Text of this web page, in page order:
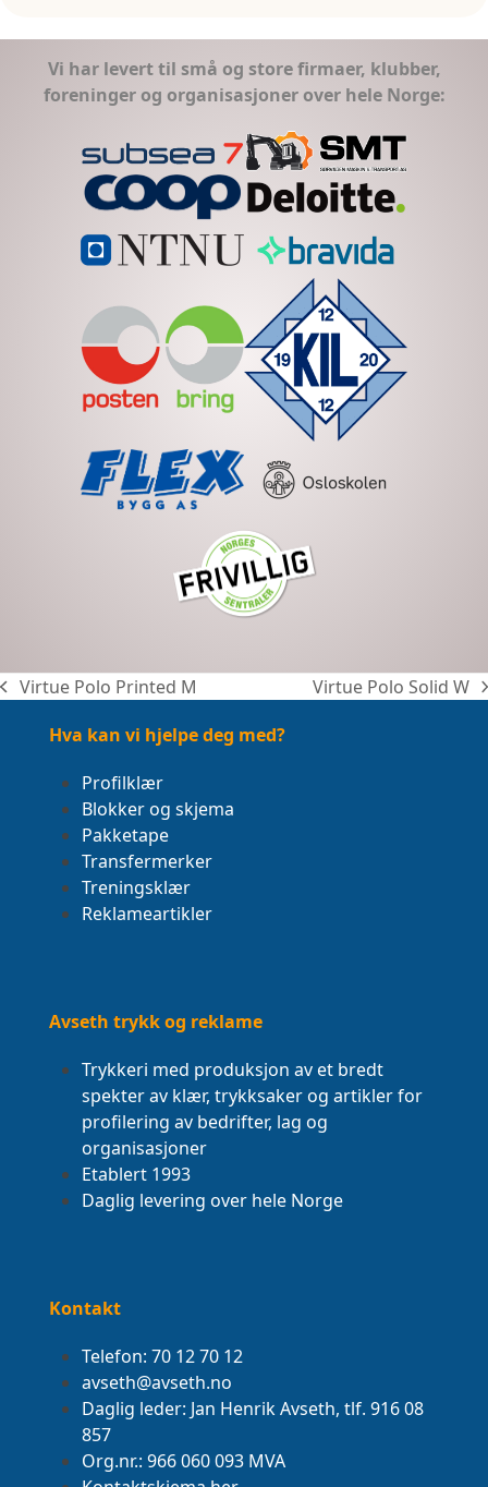
Vi har levert til små og store firmaer, klubber,
foreninger og organisasjoner over hele Norge:
previous
Virtue Polo Printed M
next
Virtue Polo Solid W
Hva kan vi hjelpe deg med?
Profilklær
Blokker og skjema
Pakketape
Transfermerker
Treningsklær
Reklameartikler
Avseth trykk og reklame
Trykkeri med produksjon av et bredt
spekter av klær, trykksaker og artikler for
profilering av bedrifter, lag og
organisasjoner
Etablert 1993
Daglig levering over hele Norge
Kontakt
Telefon: 70 12 70 12
avseth@avseth.no
Daglig leder: Jan Henrik Avseth, tlf. 916 08
857
Org.nr.: 966 060 093 MVA